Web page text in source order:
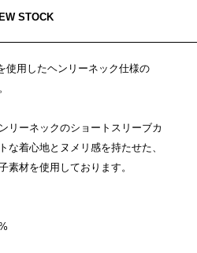
STOCK
使用したヘンリーネック仕様の
リーネックのショートスリーブカ
な着心地とヌメリ感を持たせた、
素材を使用しております。